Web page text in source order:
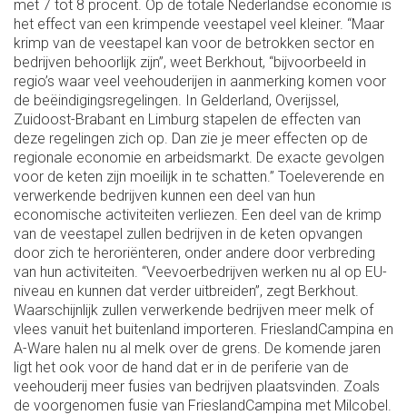
met 7 tot 8 procent. Op de totale Nederlandse economie is
het effect van een krimpende veestapel veel kleiner. “Maar
krimp van de veestapel kan voor de betrokken sector en
bedrijven behoorlijk zijn”, weet Berkhout, “bijvoorbeeld in
regio’s waar veel veehouderijen in aanmerking komen voor
de beëindigingsregelingen. In Gelderland, Overijssel,
Zuidoost-Brabant en Limburg stapelen de effecten van
deze regelingen zich op. Dan zie je meer effecten op de
regionale economie en arbeidsmarkt. De exacte gevolgen
voor de keten zijn moeilijk in te schatten.” Toeleverende en
verwerkende bedrijven kunnen een deel van hun
economische activiteiten verliezen. Een deel van de krimp
van de veestapel zullen bedrijven in de keten opvangen
door zich te heroriënteren, onder andere door verbreding
van hun activiteiten. “Veevoer­bedrijven werken nu al op EU-
niveau en kunnen dat verder uitbreiden”, zegt Berkhout.
Waarschijnlijk zullen verwerkende bedrijven meer melk of
vlees vanuit het buitenland importeren. FrieslandCampina en
A-Ware halen nu al melk over de grens. De komende jaren
ligt het ook voor de hand dat er in de periferie van de
veehouderij meer fusies van bedrijven plaatsvinden. Zoals
de voorgenomen fusie van FrieslandCampina met Milcobel.